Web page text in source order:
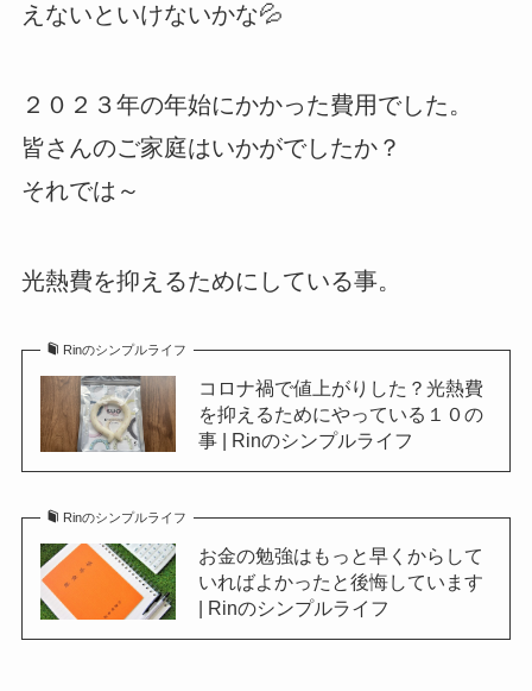
えないといけないかな💦
２０２３年の年始にかかった費用でした。
皆さんのご家庭はいかがでしたか？
それでは～
光熱費を抑えるためにしている事。
Rinのシンプルライフ
コロナ禍で値上がりした？光熱費
を抑えるためにやっている１０の
事 | Rinのシンプルライフ
Rinのシンプルライフ
お金の勉強はもっと早くからして
いればよかったと後悔しています
| Rinのシンプルライフ